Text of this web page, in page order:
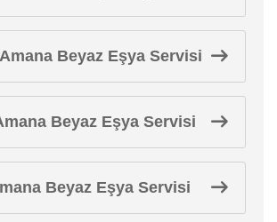
Beyaz Eşya Servisi
Beyaz Eşya Servisi
Beyaz Eşya Servisi